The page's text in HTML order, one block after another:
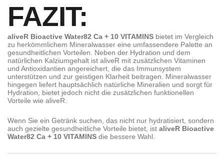
FAZIT:
aliveR Bioactive Water82 Ca + 10 VITAMINS bietet im Vergleich
zu herkömmlichem Mineralwasser eine umfassendere Palette an
gesundheitlichen Vorteilen. Neben der Hydration und dem
natürlichen Kalziumgehalt ist aliveR mit zusätzlichen Vitaminen
und Antioxidantien angereichert, die das Immunsystem
unterstützen und zur geistigen Klarheit beitragen. Mineralwasser
hingegen liefert hauptsächlich natürliche Mineralien und sorgt für
Hydration, bietet jedoch nicht die zusätzlichen funktionellen
Vorteile wie aliveR.
Wenn Sie ein Getränk suchen, das nicht nur hydratisiert, sondern
auch gezielte gesundheitliche Vorteile bietet, ist aliveR Bioactive
Water82 Ca + 10 VITAMINS die bessere Wahl.